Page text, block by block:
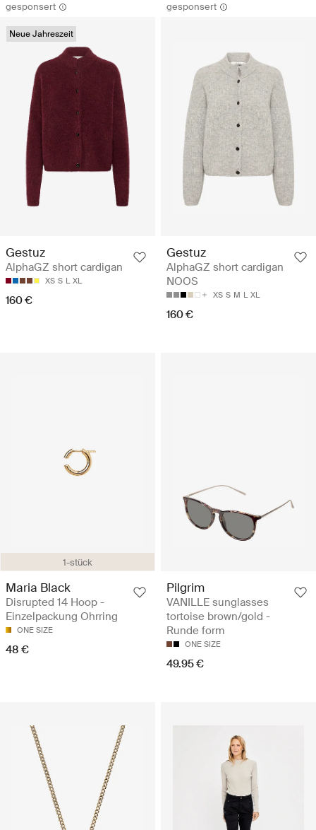
gesponsert
Neue Jahreszeit
Gestuz
AlphaGZ short cardigan
XS S L XL
160 €
gesponsert
Gestuz
AlphaGZ short cardigan
NOOS
XS S M L XL
160 €
1-stück
Maria Black
Disrupted 14 Hoop -
Einzelpackung Ohrring
ONE SIZE
48 €
Pilgrim
VANILLE sunglasses
tortoise brown/gold -
Runde form
ONE SIZE
49.95 €